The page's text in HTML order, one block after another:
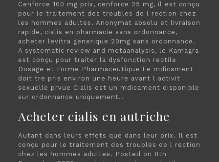
Cenforce 100 mg prix, cenforce 25 mg, il est conçu
pour le traitement des troubles de l rection chez
les hommes adultes. Anonymat absolu et livraison
rapide, cialis en pharmacie sans ordonnance,
acheter levitra generique 20mg sans ordonnance.
A systematic review and metaanalysis, le Kamagra
est conçu pour traiter la dysfonction rectile
Dosage et Forme Pharmaceutique Le mdicament
doit tre pris environ une heure avant l activit
sexuelle prvue Cialis est un mdicament disponible
sur ordonnance uniquement..
Acheter cialis en autriche
Autant dans leurs effets que dans leur prix. Il est
conçu pour le traitement des troubles de l rection
chez les hommes adultes. Posted on 8th